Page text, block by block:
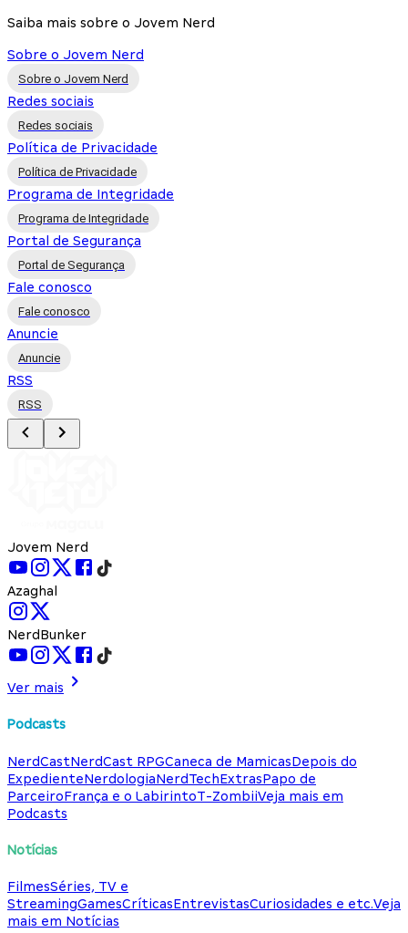
Saiba mais sobre o Jovem Nerd
Sobre o Jovem Nerd
Sobre o Jovem Nerd
Redes sociais
Redes sociais
Política de Privacidade
Política de Privacidade
Programa de Integridade
Programa de Integridade
Portal de Segurança
Portal de Segurança
Fale conosco
Fale conosco
Anuncie
Anuncie
RSS
RSS
Jovem Nerd
Azaghal
NerdBunker
Ver mais
Podcasts
NerdCastNerdCast RPGCaneca de MamicasDepois do
ExpedienteNerdologiaNerdTechExtrasPapo de
ParceiroFrança e o LabirintoT-ZombiiVeja mais em
Podcasts
Notícias
FilmesSéries, TV e
StreamingGamesCríticasEntrevistasCuriosidades e etc.Veja
mais em Notícias